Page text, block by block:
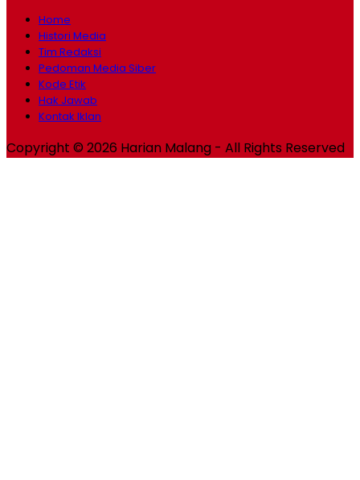
Home
Histori Media
Tim Redaksi
Pedoman Media Siber
Kode Etik
Hak Jawab
Kontak Iklan
Copyright © 2026 Harian Malang - All Rights Reserved